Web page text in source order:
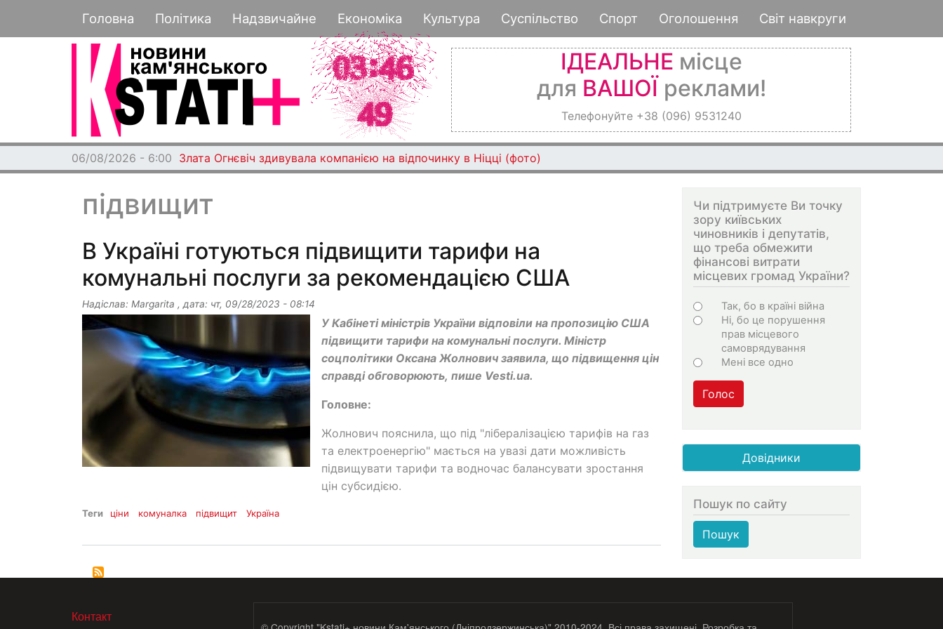
до
основного
Основная навигация
Головна Політика Надзвичайне Економіка Культура Суспільство Спорт Оголошення Світ навкруги
ІДЕАЛЬНЕ місце
для ВАШОЇ реклами!
Телефонуйте +38 (096) 9531240
06/08/2026 - 6:00 Злата Огнєвіч здивувала компанією на відпочинку в Ніцці (фото)
підвищит
В Україні готуються підвищити тарифи на
комунальні послуги за рекомендацією США
Надіслав: Margarita , дата: чт, 09/28/2023 - 08:14
У Кабінеті міністрів України відповіли на пропозицію США
підвищити тарифи на комунальні послуги. Міністр
соцполітики Оксана Жолнович заявила, що підвищення цін
справді обговорюють, пише Vesti.ua.
Головне:
Жолнович пояснила, що під "лібералізацією тарифів на газ
та електроенергію" мається на увазі дати можливість
підвищувати тарифи та водночас балансувати зростання
цін субсидією.
Теги ціни комуналка підвищит Україна
Чи підтримуєте Ви точку
зору київських
чиновників і депутатів,
що треба обмежити
фінансові витрати
місцевих громад України?
Варіанти
Так, бо в країні війна
Ні, бо це порушення
прав місцевого
самоврядування
Мені все одно
Голос
Довідники
Пошук по сайту
Пошук
МЕНЮ В ПОДВАЛЕ
Контакт